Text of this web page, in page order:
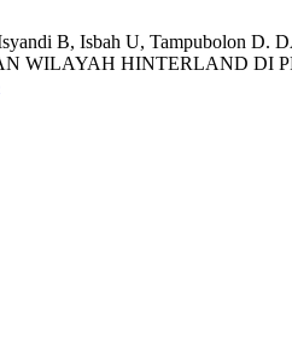
B, Isbah U, Tampubolon
WILAYAH HINTERLAND DI